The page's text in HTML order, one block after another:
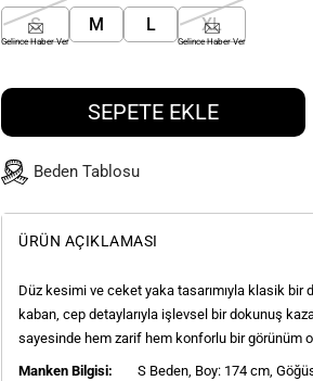
S
Gelince Haber Ver
M L XL
Gelince Haber Ver
SEPETE EKLE
Beden Tablosu
ÜRÜN AÇIKLAMASI
Düz kesimi ve ceket yaka tasarımıyla klasik bir
kaban, cep detaylarıyla işlevsel bir dokunuş
sayesinde hem zarif hem konforlu bir görünüm
Manken Bilgisi:
S Beden, Boy: 174 cm,